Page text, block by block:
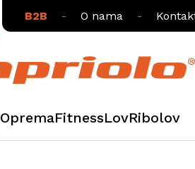
B2B - O nama -
OpremaFitnessLovRibolov